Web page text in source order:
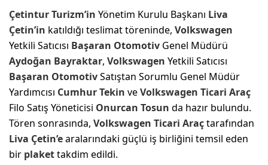
Çetintur Turizm’in Yönetim Kurulu Başkanı Liva
Çetin’in katıldığı teslimat töreninde, Volkswagen
Yetkili Satıcısı Başaran Otomotiv Genel Müdürü
Aydoğan Bayraktar, Volkswagen Yetkili Satıcısı
Başaran OtomotivSatıştan Sorumlu Genel Müdür
Yardımcısı Cumhur Tekin veVolkswagen Ticari Araç
Filo Satış Yöneticisi Onurcan Tosun da hazır bulundu.
Tören sonrasında, Volkswagen Ticari Araçtarafından
Liva Çetin’earalarındaki güçlü iş birliğini temsil eden
bir plakettakdim edildi.